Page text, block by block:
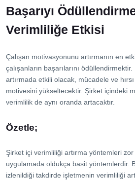
Başarıyı
Verimliliğe Etkisi
Çalışan motivasyonunu artırmanın en
çalışanların başarılarını
artırmada etkili olacak, mücadele ve
motivesini yükseltecektir. Şirket içindeki
verimlilik de aynı oranda artacaktır.
Özetle;
Şirket içi verimliliği artırma yöntemleri
uygulamada oldukça basit yöntemlerdir.
izlenildiği takdirde işletmenin verimliliği